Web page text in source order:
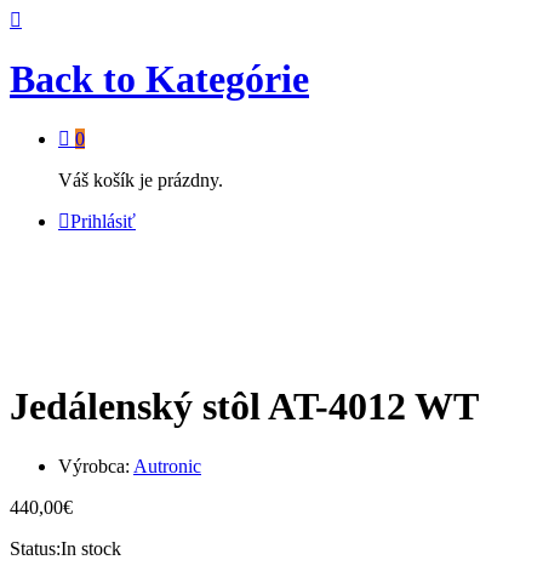
Back to Kategórie
0
Váš košík je prázdny.
Prihlásiť
Jedálenský stôl AT-4012 WT
Výrobca: Autronic
440,00€
Status:In stock